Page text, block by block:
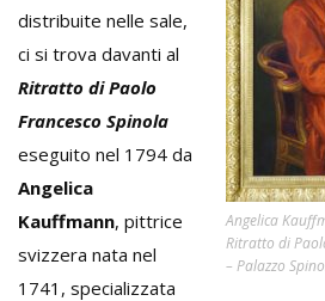
Angelica
Ritratto di
– Palazzo
distribuite nelle sale,
ci si trova davanti al
Ritratto di Paolo
Francesco Spinola
eseguito nel 1794 da
Angelica
Kauffmann, pittrice
svizzera nata nel
1741, specializzata